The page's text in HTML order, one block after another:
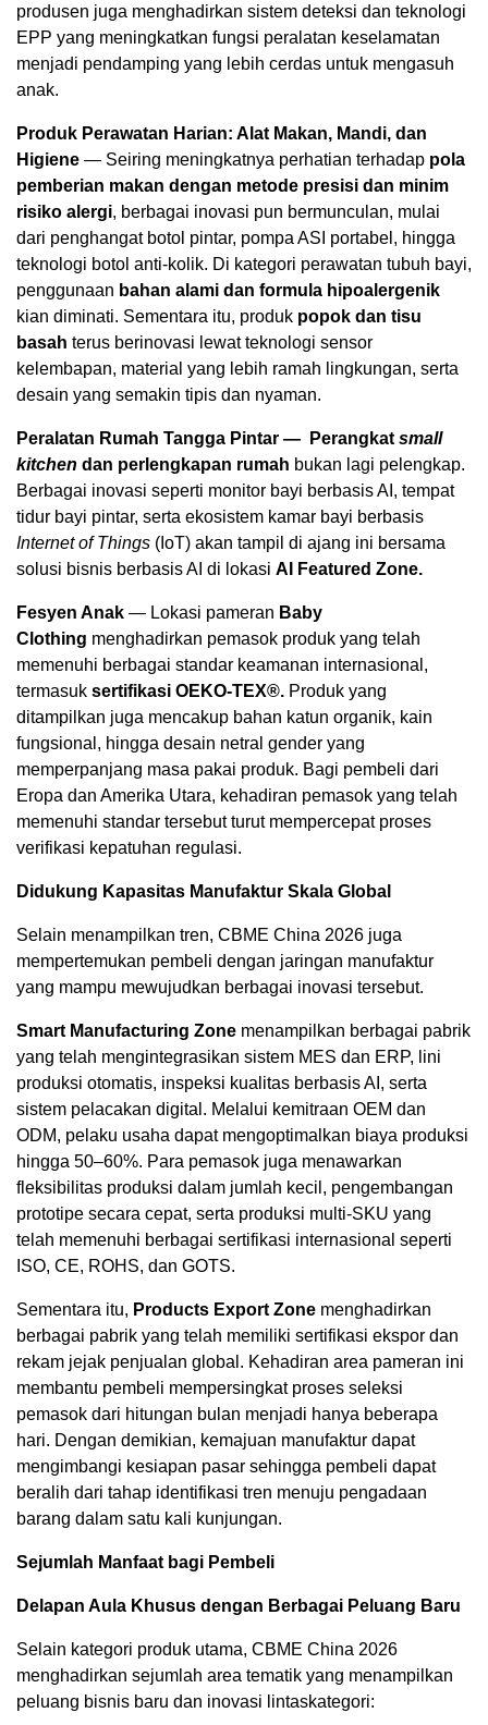
produsen juga menghadirkan sistem deteksi dan teknologi
EPP yang meningkatkan fungsi peralatan keselamatan
menjadi pendamping yang lebih cerdas untuk mengasuh
anak.
Produk Perawatan Harian: Alat Makan, Mandi, dan
Higiene — Seiring meningkatnya perhatian terhadap pola
pemberian makan dengan metode presisi dan minim
risiko alergi, berbagai inovasi pun bermunculan, mulai
dari penghangat botol pintar, pompa ASI portabel, hingga
teknologi botol anti-kolik. Di kategori perawatan tubuh bayi,
penggunaan bahan alami dan formula hipoalergenik
kian diminati. Sementara itu, produk popok dan tisu
basah terus berinovasi lewat teknologi sensor
kelembapan, material yang lebih ramah lingkungan, serta
desain yang semakin tipis dan nyaman.
Peralatan Rumah Tangga Pintar — Perangkat small
kitchen dan perlengkapan rumah bukan lagi pelengkap.
Berbagai inovasi seperti monitor bayi berbasis AI, tempat
tidur bayi pintar, serta ekosistem kamar bayi berbasis
Internet of Things (IoT) akan tampil di ajang ini bersama
solusi bisnis berbasis AI di lokasi AI Featured Zone.
Fesyen Anak — Lokasi pameran Baby
Clothing menghadirkan pemasok produk yang telah
memenuhi berbagai standar keamanan internasional,
termasuk sertifikasi OEKO-TEX®. Produk yang
ditampilkan juga mencakup bahan katun organik, kain
fungsional, hingga desain netral gender yang
memperpanjang masa pakai produk. Bagi pembeli dari
Eropa dan Amerika Utara, kehadiran pemasok yang telah
memenuhi standar tersebut turut mempercepat proses
verifikasi kepatuhan regulasi.
Didukung Kapasitas Manufaktur Skala Global
Selain menampilkan tren, CBME China 2026 juga
mempertemukan pembeli dengan jaringan manufaktur
yang mampu mewujudkan berbagai inovasi tersebut.
Smart Manufacturing Zone menampilkan berbagai pabrik
yang telah mengintegrasikan sistem MES dan ERP, lini
produksi otomatis, inspeksi kualitas berbasis AI, serta
sistem pelacakan digital. Melalui kemitraan OEM dan
ODM, pelaku usaha dapat mengoptimalkan biaya produksi
hingga 50–60%. Para pemasok juga menawarkan
fleksibilitas produksi dalam jumlah kecil, pengembangan
prototipe secara cepat, serta produksi multi-SKU yang
telah memenuhi berbagai sertifikasi internasional seperti
ISO, CE, ROHS, dan GOTS.
Sementara itu, Products Export Zone menghadirkan
berbagai pabrik yang telah memiliki sertifikasi ekspor dan
rekam jejak penjualan global. Kehadiran area pameran ini
membantu pembeli mempersingkat proses seleksi
pemasok dari hitungan bulan menjadi hanya beberapa
hari. Dengan demikian, kemajuan manufaktur dapat
mengimbangi kesiapan pasar sehingga pembeli dapat
beralih dari tahap identifikasi tren menuju pengadaan
barang dalam satu kali kunjungan.
Sejumlah Manfaat bagi Pembeli
Delapan Aula Khusus dengan Berbagai Peluang Baru
Selain kategori produk utama, CBME China 2026
menghadirkan sejumlah area tematik yang menampilkan
peluang bisnis baru dan inovasi lintaskategori: